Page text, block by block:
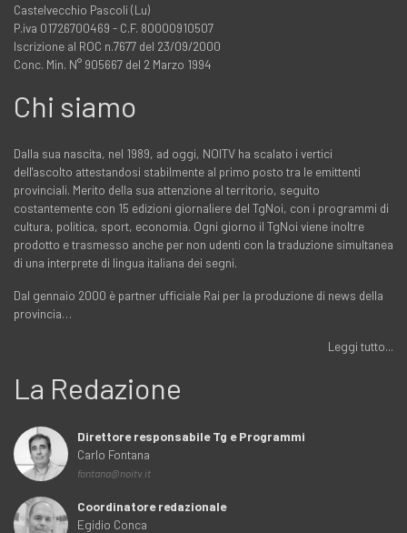
Castelvecchio Pascoli (Lu)
P.iva 01726700469 - C.F. 80000910507
Iscrizione al ROC n.7677 del 23/09/2000
Conc. Min. N° 905667 del 2 Marzo 1994
Chi siamo
Dalla sua nascita, nel 1989, ad oggi, NOITV ha scalato i vertici
dell'ascolto attestandosi stabilmente al primo posto tra le emittenti
provinciali. Merito della sua attenzione al territorio, seguito
costantemente con 15 edizioni giornaliere del TgNoi, con i programmi di
cultura, politica, sport, economia. Ogni giorno il TgNoi viene inoltre
prodotto e trasmesso anche per non udenti con la traduzione simultanea
di una interprete di lingua italiana dei segni.
Dal gennaio 2000 è partner ufficiale Rai per la produzione di news della
provincia…
Leggi tutto...
La Redazione
Direttore responsabile Tg e Programmi
Carlo Fontana
fontana@noitv.it
Coordinatore redazionale
Egidio Conca